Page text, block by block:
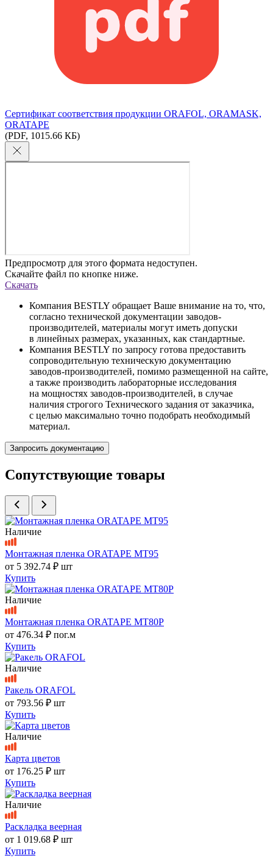
Сертификат соответствия продукции ORAFOL, ORAMASK,
ORATAPE
(PDF, 1015.66 КБ)
Предпросмотр для этого формата недоступен.
Скачайте файл по кнопке ниже.
Скачать
Компания BESTLY обращает Ваше внимание на то, что,
согласно технической документации заводов-
производителей, материалы могут иметь допуски
в линейных размерах, указанных, как стандартные.
Компания BESTLY по запросу готова предоставить
сопроводительную техническую документацию
заводов-производителей, помимо размещенной на сайте,
а также производить лабораторные исследования
на мощностях заводов-производителей, в случае
наличия строгого Технического задания от заказчика,
с целью максимально точно подобрать необходимый
материал.
Запросить документацию
Сопутствующие товары
Наличие
Монтажная пленка ORATAPE MT95
от 5 392.74 ₽ шт
Купить
Наличие
Монтажная пленка ORATAPE MT80P
от 476.34 ₽ пог.м
Купить
Наличие
Ракель ORAFOL
от 793.56 ₽ шт
Купить
Наличие
Карта цветов
от 176.25 ₽ шт
Купить
Наличие
Раскладка веерная
от 1 019.68 ₽ шт
Купить